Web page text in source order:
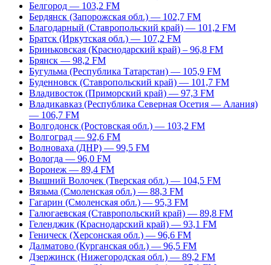
Белгород — 103,2 FM
Бердянск (Запорожская обл.) — 102,7 FM
Благодарный (Ставропольский край) — 101,2 FM
Братск (Иркутская обл.) — 107,2 FM
Бриньковская (Краснодарский край) – 96,8 FM
Брянск — 98,2 FM
Бугульма (Республика Татарстан) — 105,9 FM
Буденновск (Ставропольский край) — 101,7 FM
Владивосток (Приморский край) — 97,3 FM
Владикавказ (Республика Северная Осетия — Алания)
— 106,7 FM
Волгодонск (Ростовская обл.) — 103,2 FM
Волгоград — 92,6 FM
Волноваха (ДНР) — 99,5 FM
Вологда — 96,0 FM
Воронеж — 89,4 FM
Вышний Волочек (Тверская обл.) — 104,5 FM
Вязьма (Смоленская обл.) — 88,3 FM
Гагарин (Смоленская обл.) — 95,3 FM
Галюгаевская (Ставропольский край) — 89,8 FM
Геленджик (Краснодарский край) — 93,1 FM
Геническ (Херсонская обл.) — 96,6 FM
Далматово (Курганская обл.) — 96,5 FM
Дзержинск (Нижегородская обл.) — 89,2 FM